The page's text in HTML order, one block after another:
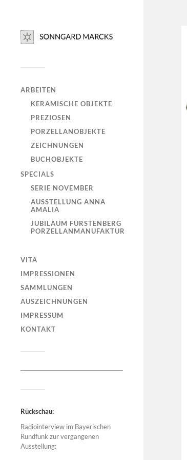
ARBEITEN
KERAMISCHE OBJEKTE
PREZIOSEN
PORZELLANOBJEKTE
ZEICHNUNGEN
BUCHOBJEKTE
SPECIALS
SERIE NOVEMBER
AUSSTELLUNG ANNA
AMALIA
JUBILÄUM FÜRSTENBERG
PORZELLANMANUFAKTUR
VITA
IMPRESSIONEN
SAMMLUNGEN
AUSZEICHNUNGEN
IMPRESSUM
KONTAKT
Rückschau:
Radiointerview im Bayerischen
Rundfunk zur vergangenen
Ausstellung: